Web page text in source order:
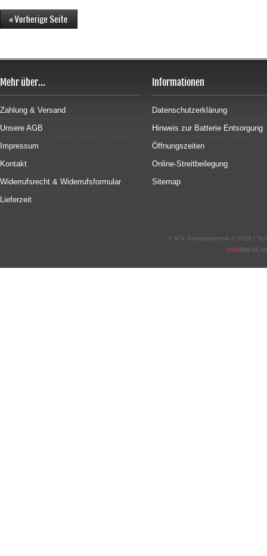
Mehr über...
Zahlung & Versand
Unsere AGB
Impressum
Kontakt
Widerrufsrecht & Widerrufsformular
Lieferzeit
Informationen
Datenschutzerklärung
Hinweis zur Batterie Entsorgung
Öffnungszeiten
Online-Streitbeilegung
Sitemap
A.M.V. Antriebstechnik © 2026 |
modified